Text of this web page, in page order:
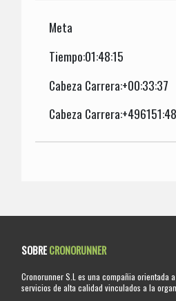
Meta
Tiempo:01:48:15
Cabeza Carrera:+00:33:37
Cabeza
SOBRECRONORUNNER
Cronorunner S.L es una compañia orientada
servicios de alta calidad vinculados a la